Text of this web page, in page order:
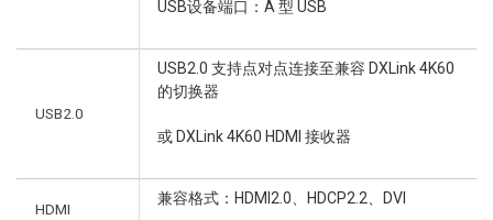
USB设备端口：A 型 USB
USB2.0
USB2.0 支持点对点连接至兼容 DXLink 4K60
的切换器
或 DXLink 4K60 HDMI 接收器
HDMI
兼容格式：HDMI2.0、HDCP2.2、DVI